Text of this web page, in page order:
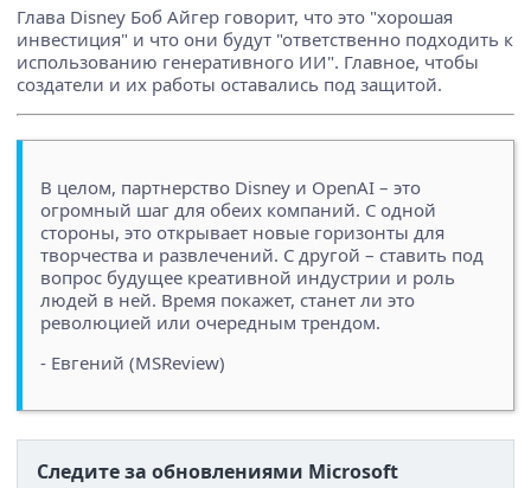
Глава Disney Боб Айгер говорит, что это "хорошая
инвестиция" и что они будут "ответственно подходить к
использованию генеративного ИИ". Главное, чтобы
создатели и их работы оставались под защитой.
В целом, партнерство Disney и OpenAI – это
огромный шаг для обеих компаний. С одной
стороны, это открывает новые горизонты для
творчества и развлечений. С другой – ставить под
вопрос будущее креативной индустрии и роль
людей в ней. Время покажет, станет ли это
революцией или очередным трендом.
- Евгений (MSReview)
Следите за обновлениями Microsoft